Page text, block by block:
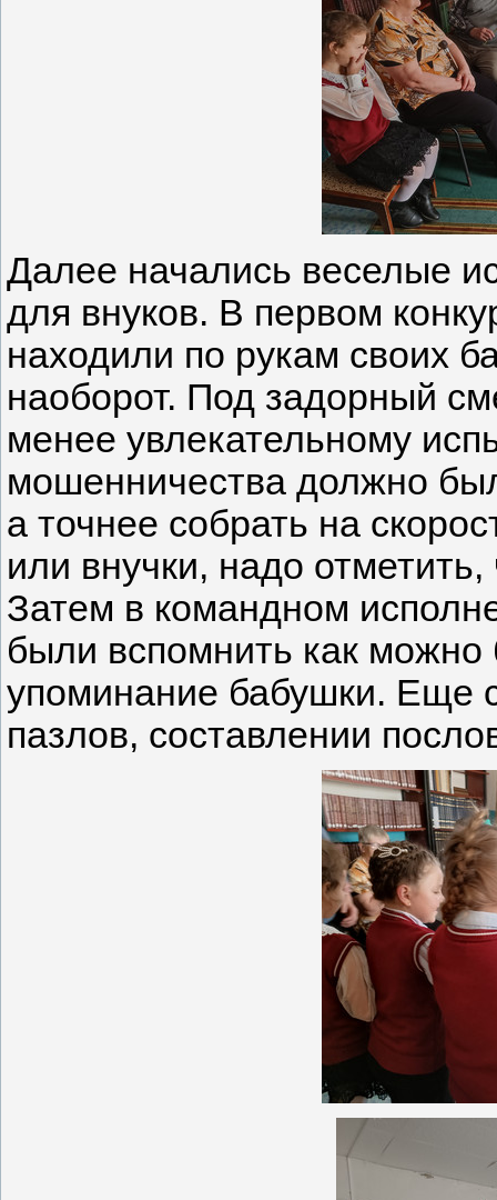
Далее начались веселые
для внуков. В первом
находили по рукам своих
наоборот. Под задорный
менее увлекательному
мошенничества должно
а точнее собрать на
или внучки, надо
Затем в командном
были вспомнить как можно
упоминание бабушки. Еще
пазлов, составлении